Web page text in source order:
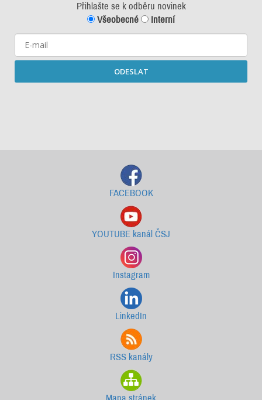
Přihlašte se k odběru novinek
Všeobecné
Interní
ODESLAT
FACEBOOK
YOUTUBE kanál ČSJ
Instagram
LinkedIn
RSS kanály
Mapa stránek